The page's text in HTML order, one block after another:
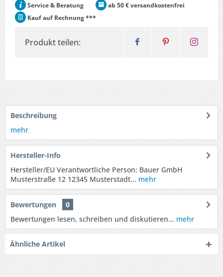
Service & Beratung
ab 50 € versandkostenfrei
Kauf auf Rechnung ***
Produkt teilen:
Beschreibung
mehr
Hersteller-Info
Hersteller/EU Verantwortliche Person: Bauer GmbH
Musterstraße 12 12345 Musterstadt... mehr
Bewertungen
0
Bewertungen lesen, schreiben und diskutieren... mehr
Ähnliche Artikel